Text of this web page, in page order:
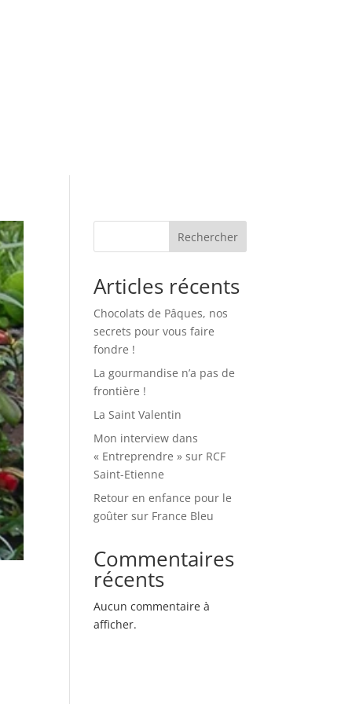
Rechercher
Articles récents
Chocolats de Pâques, nos
secrets pour vous faire
fondre !
La gourmandise n’a pas de
frontière !
La Saint Valentin
Mon interview dans
« Entreprendre » sur RCF
Saint-Etienne
Retour en enfance pour le
goûter sur France Bleu
Commentaires
récents
Aucun commentaire à
afficher.